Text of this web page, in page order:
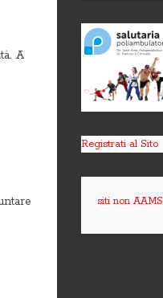
A
Registrati al Sito
siti non AAMS